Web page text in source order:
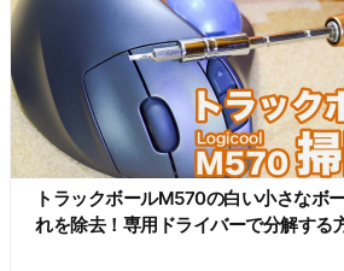
トラックボールM570の白い小さなボ
れを除去！専用ドライバーで分解する